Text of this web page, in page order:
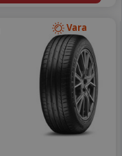
Vara